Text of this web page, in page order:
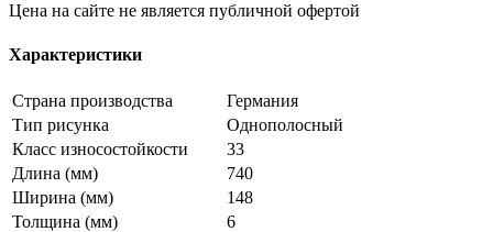
Цена на сайте не является публичной офертой
Характеристики
Страна производства
Германия
Тип рисунка
Однополосный
Класс износостойкости
33
Длина (мм)
740
Ширина (мм)
148
Толщина (мм)
6